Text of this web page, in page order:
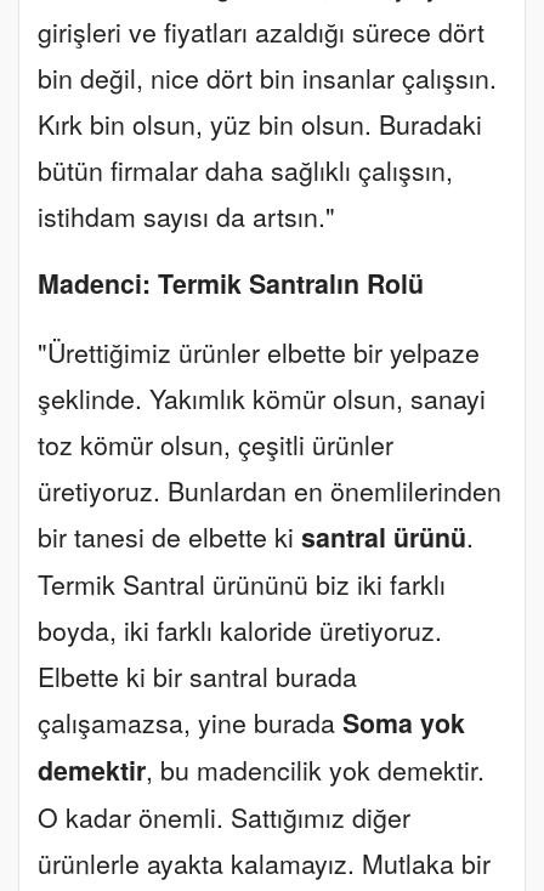
girişleri ve fiyatları azaldığı sürece dört
bin değil, nice dört bin insanlar çalışsın.
Kırk bin olsun, yüz bin olsun. Buradaki
bütün firmalar daha sağlıklı çalışsın,
istihdam sayısı da artsın."
Madenci: Termik Santralın Rolü
"Ürettiğimiz ürünler elbette bir yelpaze
şeklinde. Yakımlık kömür olsun, sanayi
toz kömür olsun, çeşitli ürünler
üretiyoruz. Bunlardan en önemlilerinden
bir tanesi de elbette ki santral ürünü.
Termik Santral ürününü biz iki farklı
boyda, iki farklı kaloride üretiyoruz.
Elbette ki bir santral burada
çalışamazsa, yine burada Soma yok
demektir, bu madencilik yok demektir.
O kadar önemli. Sattığımız diğer
ürünlerle ayakta kalamayız. Mutlaka bir